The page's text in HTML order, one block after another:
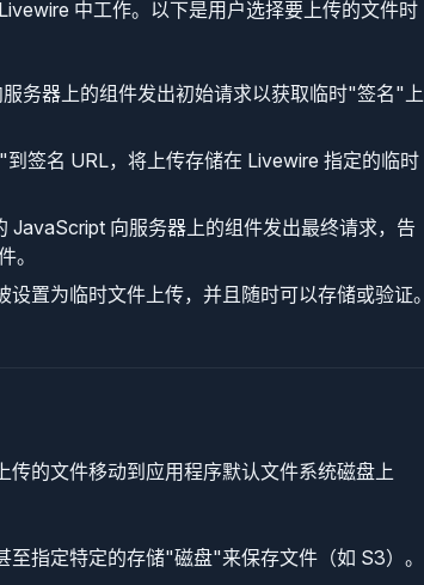
中工作。以下是用户选择要上传的文件时
务器上的组件发出初始请求以获取临时"签名"上
签名 URL，将上传存储在 Livewire 指定的临时
JavaScript 向服务器上的组件发出最终请求，告
。
设置为临时文件上传，并且随时可以存储或验证。
的文件移动到应用程序默认文件系统磁盘上
指定特定的存储"磁盘"来保存文件（如 S3）。